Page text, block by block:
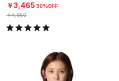
￥3,465 30%OFF
￥4,950